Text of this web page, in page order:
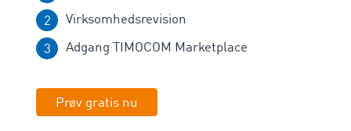
Virksomhedsrevision
Adgang TIMOCOM Marketplace
Prøv gratis nu